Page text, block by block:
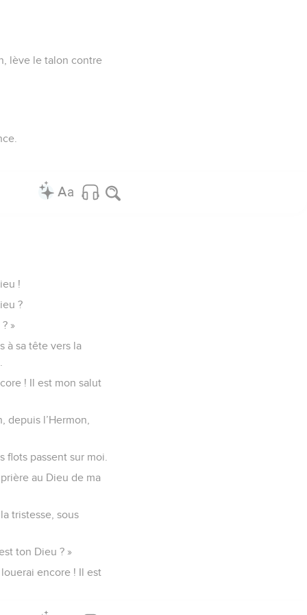
lève le talon contre
!
?
»
à sa tête vers la
! Il est mon salut
depuis l’Hermon,
flots passent sur moi.
au Dieu de ma
tristesse, sous
ton Dieu ? »
encore ! Il est